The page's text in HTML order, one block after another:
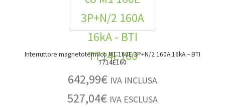
Interruttore magnetotermico M1 160E 3P+N/2 160A 16kA – BTI
T714E160
642,99€ IVA INCLUSA
527,04€ IVA ESCLUSA